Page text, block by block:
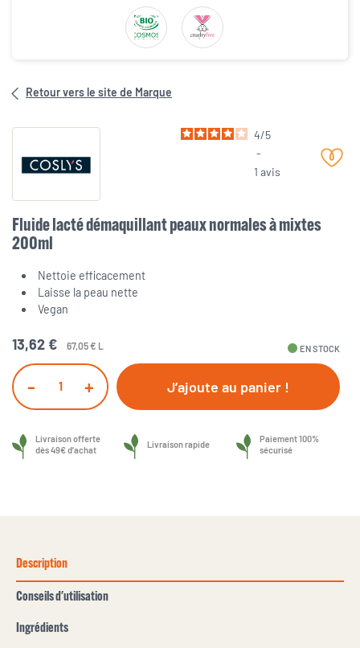
Retour vers le site de Marque
4/5
-
1 avis
Fluide lacté démaquillant peaux normales à mixtes
200ml
Nettoie efficacement
Laisse la peau nette
Vegan
13,62 € 67,05 € L fiber_manual_record EN STOCK
- + J’ajoute au panier !
Livraison offerte
dès 49€ d’achat
Livraison rapide
Paiement 100%
sécurisé
Description
Conseils d'utilisation
Ingrédients